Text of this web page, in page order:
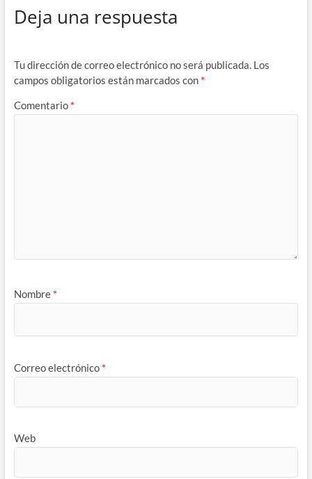
Deja una respuesta
Tu dirección de correo electrónico no será publicada. Los
campos obligatorios están marcados con *
Comentario *
Nombre *
Correo electrónico *
Web